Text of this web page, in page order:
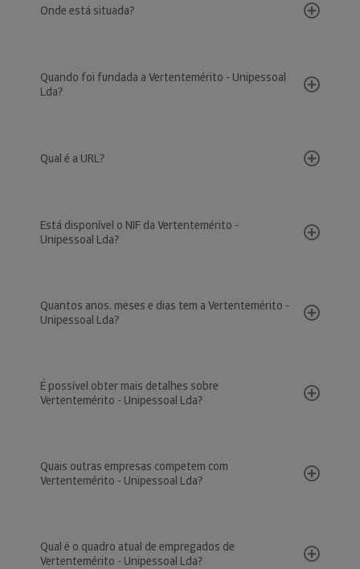
Onde está situada?
Quando foi fundada a Vertentemérito - Unipessoal
Lda?
Qual é a URL?
Está disponível o NIF da Vertentemérito -
Unipessoal Lda?
Quantos anos, meses e dias tem a Vertentemérito -
Unipessoal Lda?
É possível obter mais detalhes sobre
Vertentemérito - Unipessoal Lda?
Quais outras empresas competem com
Vertentemérito - Unipessoal Lda?
Qual é o quadro atual de empregados de
Vertentemérito - Unipessoal Lda?